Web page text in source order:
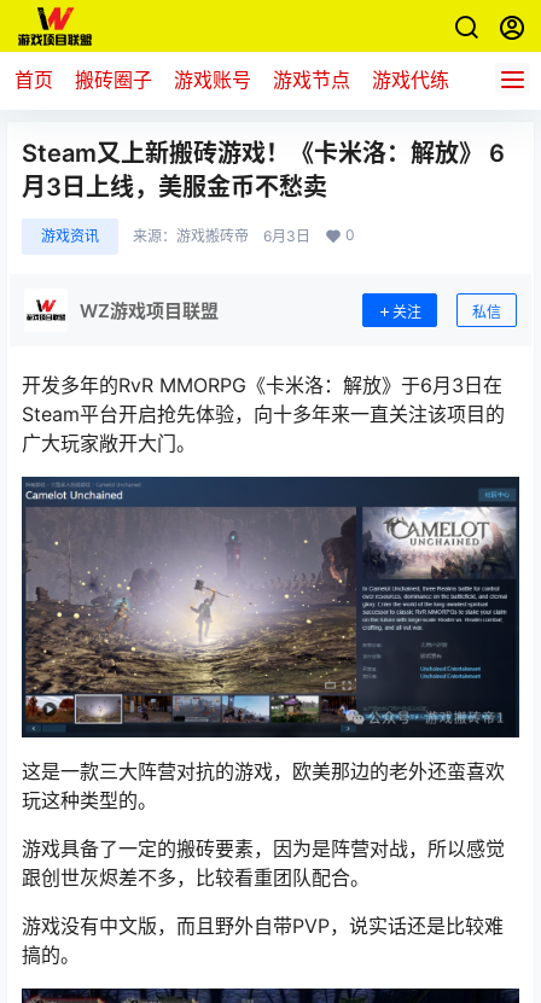
首页 搬砖圈子 游戏账号 游戏节点 游戏代练 新游推
Steam又上新搬砖游戏！《卡米洛：解放》 6
月3日上线，美服金币不愁卖
游戏资讯 来源： 游戏搬砖帝 6月3日 0
WZ游戏项目联盟 关注 私信
开发多年的RvR MMORPG《卡米洛：解放》于6月3日在
Steam平台开启抢先体验，向十多年来一直关注该项目的
广大玩家敞开大门。
这是一款三大阵营对抗的游戏，欧美那边的老外还蛮喜欢
玩这种类型的。
游戏具备了一定的搬砖要素，因为是阵营对战，所以感觉
跟创世灰烬差不多，比较看重团队配合。
游戏没有中文版，而且野外自带PVP，说实话还是比较难
搞的。